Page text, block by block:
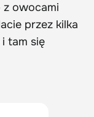
owocami
przez kilka
tam się